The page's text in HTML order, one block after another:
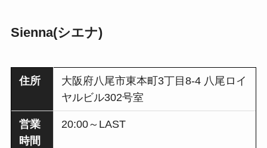
Sienna(シエナ)
住所
大阪府八尾市東本町3丁目8-4 八尾ロイ
ヤルビル302号室
営業
時間
20:00～LAST